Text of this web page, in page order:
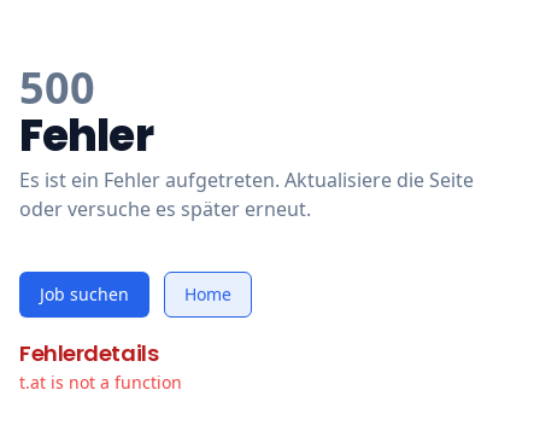
500
Fehler
Es ist ein Fehler aufgetreten. Aktualisiere die Seite
oder versuche es später erneut.
Job suchen Home
Fehlerdetails
t.at is not a function